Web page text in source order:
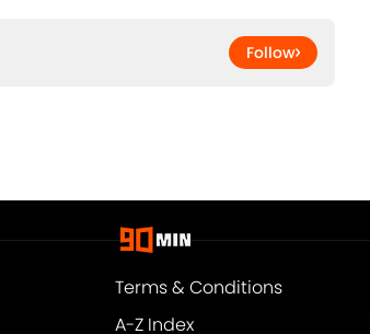
Follow
Terms & Conditions
A-Z Index